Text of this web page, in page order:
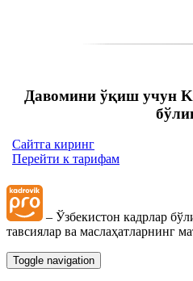
Давомини ўқиш учун
Сайтга киринг
Перейти к тарифам
– Ўзбекистон кадрлар
тавсиялар ва маслаҳатларнинг
Toggle navigation